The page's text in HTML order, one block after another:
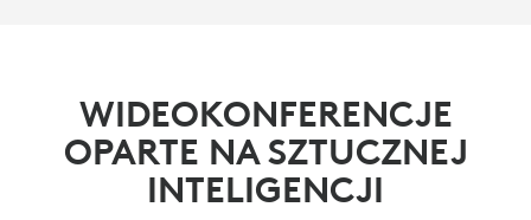
WIDEOKONFERENCJE
OPARTE NA SZTUCZNEJ
INTELIGENCJI